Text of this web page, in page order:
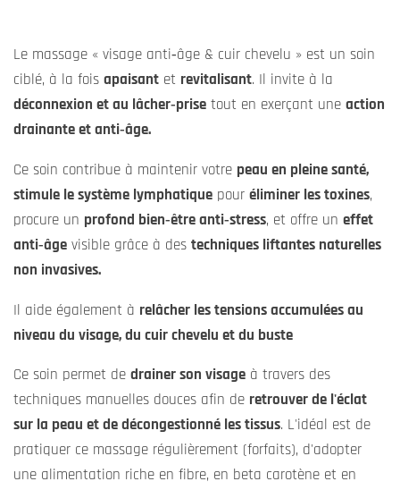
Le massage « visage anti‑âge & cuir chevelu » est un soin
ciblé, à la fois apaisant et revitalisant. Il invite à la
déconnexion et au lâcher‑prise tout en exerçant une action
drainante et anti‑âge.
Ce soin contribue à maintenir votre peau en pleine santé,
stimule le système lymphatique pour éliminer les toxines,
procure un profond bien‑être anti‑stress, et offre un effet
anti‑âge visible grâce à des techniques liftantes naturelles
non invasives.
Il aide également à relâcher les tensions accumulées au
niveau du visage, du cuir chevelu et du buste
Ce soin permet de drainer son visage à travers des
techniques manuelles douces afin de retrouver de l'éclat
sur la peau et de décongestionné les tissus. L'idéal est de
pratiquer ce massage régulièrement (forfaits), d'adopter
une alimentation riche en fibre, en beta carotène et en